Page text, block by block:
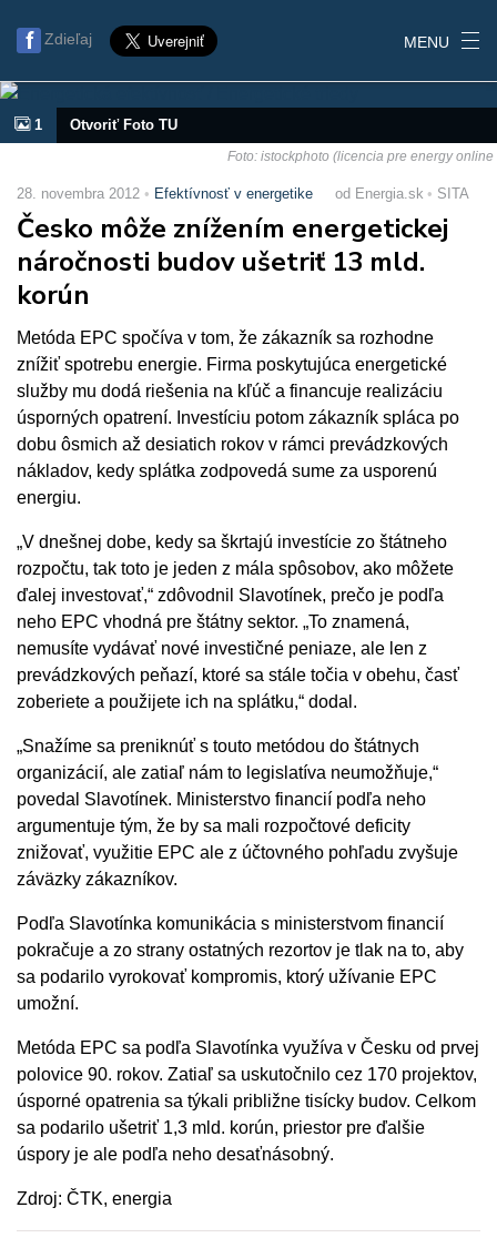
Zdieľaj MENU
1 Otvoriť Foto TU
Foto: istockphoto (licencia pre energy online
28. novembra 2012 Efektívnosť v energetike od Energia.sk SITA
Česko môže znížením energetickej
náročnosti budov ušetriť 13 mld.
korún
Metóda EPC spočíva v tom, že zákazník sa rozhodne
znížiť spotrebu energie. Firma poskytujúca energetické
služby mu dodá riešenia na kľúč a financuje realizáciu
úsporných opatrení. Investíciu potom zákazník spláca po
dobu ôsmich až desiatich rokov v rámci prevádzkových
nákladov, kedy splátka zodpovedá sume za usporenú
energiu.
„V dnešnej dobe, kedy sa škrtajú investície zo štátneho
rozpočtu, tak toto je jeden z mála spôsobov, ako môžete
ďalej investovať,“ zdôvodnil Slavotínek, prečo je podľa
neho EPC vhodná pre štátny sektor. „To znamená,
nemusíte vydávať nové investičné peniaze, ale len z
prevádzkových peňazí, ktoré sa stále točia v obehu, časť
zoberiete a použijete ich na splátku,“ dodal.
„Snažíme sa preniknúť s touto metódou do štátnych
organizácií, ale zatiaľ nám to legislatíva neumožňuje,“
povedal Slavotínek. Ministerstvo financií podľa neho
argumentuje tým, že by sa mali rozpočtové deficity
znižovať, využitie EPC ale z účtovného pohľadu zvyšuje
záväzky zákazníkov.
Podľa Slavotínka komunikácia s ministerstvom financií
pokračuje a zo strany ostatných rezortov je tlak na to, aby
sa podarilo vyrokovať kompromis, ktorý užívanie EPC
umožní.
Metóda EPC sa podľa Slavotínka využíva v Česku od prvej
polovice 90. rokov. Zatiaľ sa uskutočnilo cez 170 projektov,
úsporné opatrenia sa týkali približne tisícky budov. Celkom
sa podarilo ušetriť 1,3 mld. korún, priestor pre ďalšie
úspory je ale podľa neho desaťnásobný.
Zdroj: ČTK, energia